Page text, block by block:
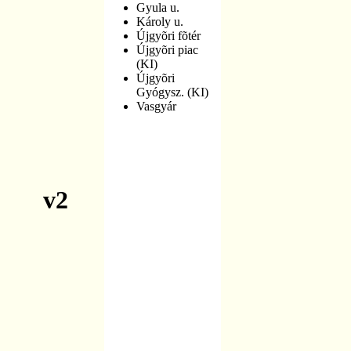
v2
Gyula u.
Károly u.
Újgyõri fõtér
Újgyõri piac
(KI)
Újgyõri
Gyógysz. (KI)
Vasgyár